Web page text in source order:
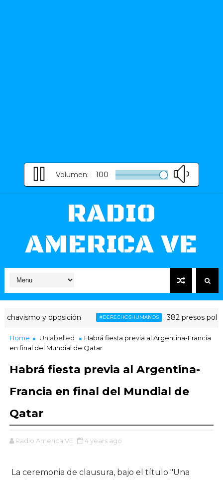
Volumen: 100
RADIO
AMERICA VE
y oposición #DERECHOSHUMANOS 382 presos
Home Unlabelled
Habrá fiesta previa al Argentina-Francia
en final del Mundial de Qatar
Habrá fiesta previa al Argentina-
Francia en final del Mundial de
Qatar
Radio America VE 4 years ago
La ceremonia de clausura, bajo el título "Una